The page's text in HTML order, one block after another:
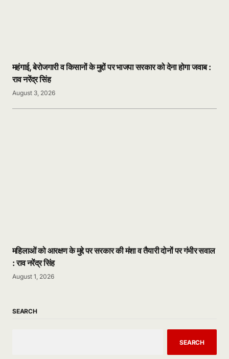
महंगाई, बेरोजगारी व किसानों के मुद्दों पर भाजपा सरकार को देना होगा जवाब :
राव नरेंद्र सिंह
August 3, 2026
महिलाओं को आरक्षण के मुद्दे पर सरकार की मंशा व तैयारी दोनों पर गंभीर सवाल
: राव नरेंद्र सिंह
August 1, 2026
SEARCH
SEARCH